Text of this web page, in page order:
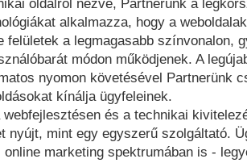
oldalról nézve, Partnerünk a
alkalmazza, hogy a
felületek a legmagasabb színvonalon,
módon működjenek. A
nyomon követésével Partnerünk
kínálja ügyfeleinek.
webfejlesztésen és a technikai
nyújt, mint egy egyszerű szolgáltató.
online marketing spektrumában is -